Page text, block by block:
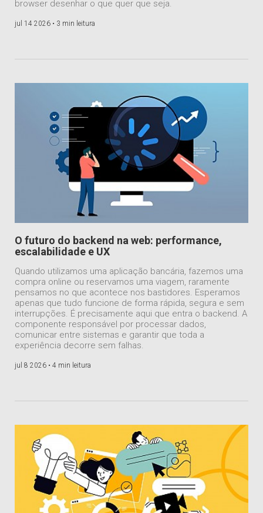
browser desenhar o que quer que seja.
jul 14 2026 • 3 min leitura
O futuro do backend na web: performance,
escalabilidade e UX
Quando utilizamos uma aplicação bancária, fazemos uma
compra online ou reservamos uma viagem, raramente
pensamos no que acontece nos bastidores. Esperamos
apenas que tudo funcione de forma rápida, segura e sem
interrupções. É precisamente aqui que entra o backend. A
componente responsável por processar dados,
comunicar entre sistemas e garantir que toda a
experiência decorre sem falhas.
jul 8 2026 • 4 min leitura